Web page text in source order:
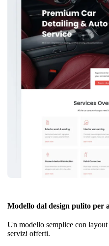
Modello dal design pulito per
Un modello semplice con
servizi offerti.